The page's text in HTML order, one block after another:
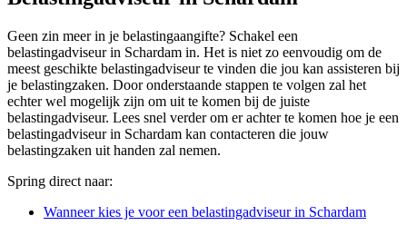
Geen zin meer in je belastingaangifte? Schakel een
belastingadviseur in Schardam in. Het is niet zo eenvoudig om de
meest geschikte belastingadviseur te vinden die jou kan assisteren bij
je belastingzaken. Door onderstaande stappen te volgen zal het
echter wel mogelijk zijn om uit te komen bij de juiste
belastingadviseur. Lees snel verder om er achter te komen hoe je een
belastingadviseur in Schardam kan contacteren die jouw
belastingzaken uit handen zal nemen.
Spring direct naar:
Wanneer kies je voor een belastingadviseur in Schardam